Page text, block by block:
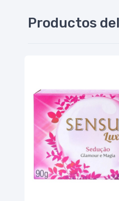
Productos